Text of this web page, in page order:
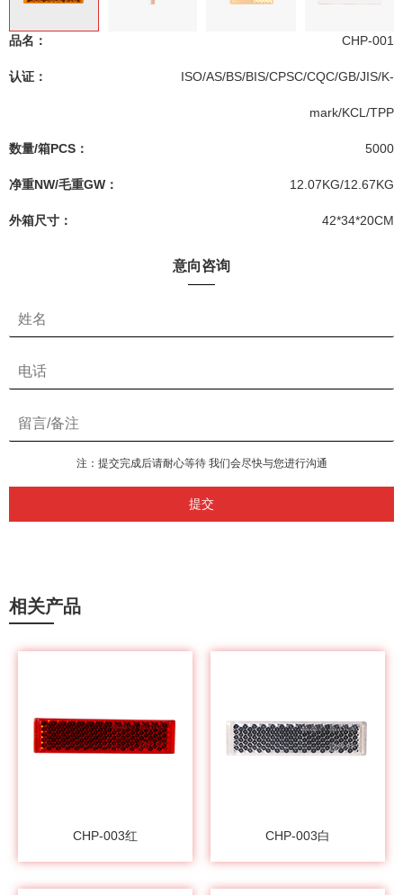
品名： CHP-001
认证： ISO/AS/BS/BIS/CPSC/CQC/GB/JIS/K-
mark/KCL/TPP
数量/箱PCS： 5000
净重NW/毛重GW： 12.07KG/12.67KG
外箱尺寸： 42*34*20CM
意向咨询
提交
注：提交完成后请耐心等待 我们会尽快与您进行沟通
相关产品
CHP-003红 CHP-003白